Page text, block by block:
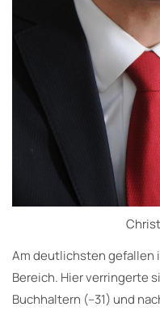
Am deutlichsten gefallen
Bereich. Hier verringerte
Buchhaltern (–31) und